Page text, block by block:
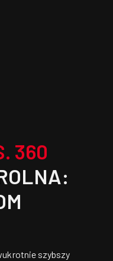
360
szybszy